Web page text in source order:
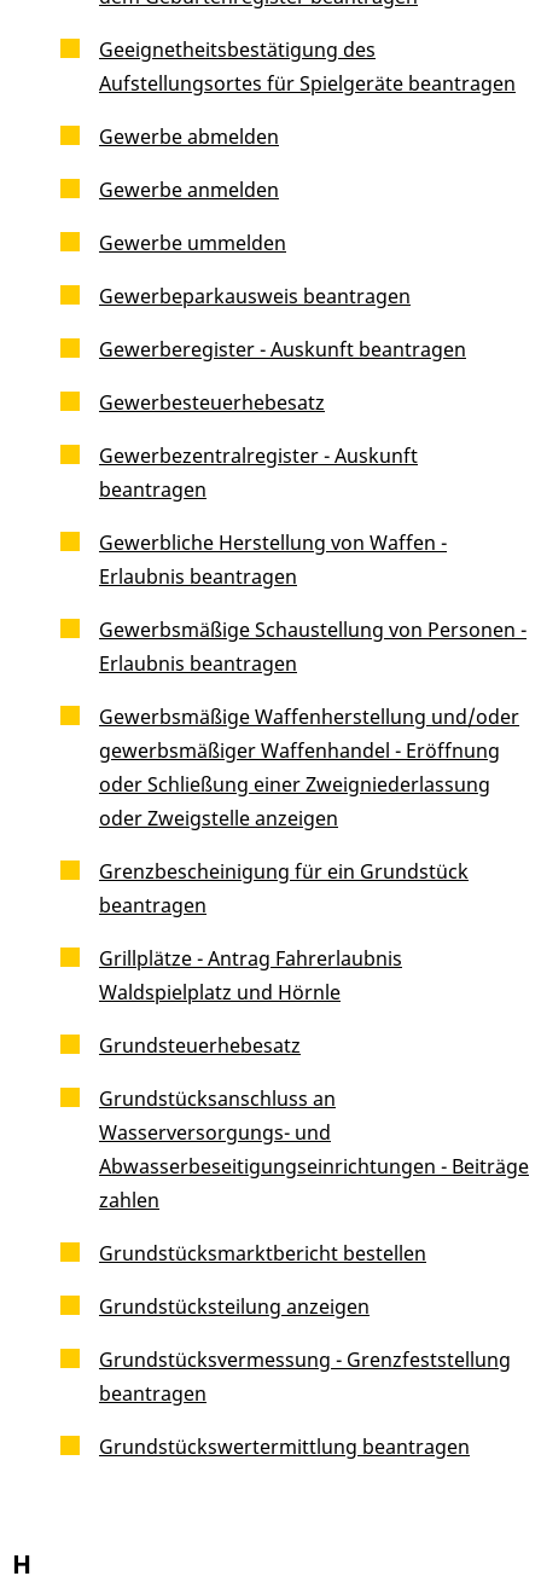
Geeignetheitsbestätigung des
Aufstellungsortes für Spielgeräte beantragen
Gewerbe abmelden
Gewerbe anmelden
Gewerbe ummelden
Gewerbeparkausweis beantragen
Gewerberegister - Auskunft beantragen
Gewerbesteuerhebesatz
Gewerbezentralregister - Auskunft
beantragen
Gewerbliche Herstellung von Waffen -
Erlaubnis beantragen
Gewerbsmäßige Schaustellung von Personen -
Erlaubnis beantragen
Gewerbsmäßige Waffenherstellung und/oder
gewerbsmäßiger Waffenhandel - Eröffnung
oder Schließung einer Zweigniederlassung
oder Zweigstelle anzeigen
Grenzbescheinigung für ein Grundstück
beantragen
Grillplätze - Antrag Fahrerlaubnis
Waldspielplatz und Hörnle
Grundsteuerhebesatz
Grundstücksanschluss an
Wasserversorgungs- und
Abwasserbeseitigungseinrichtungen - Beiträge
zahlen
Grundstücksmarktbericht bestellen
Grundstücksteilung anzeigen
Grundstücksvermessung - Grenzfeststellung
beantragen
Grundstückswertermittlung beantragen
H